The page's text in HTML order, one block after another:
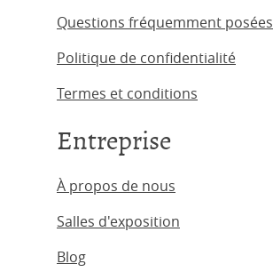
Questions fréquemment posées
Politique de confidentialité
Termes et conditions
Entreprise
À propos de nous
Salles d'exposition
Blog